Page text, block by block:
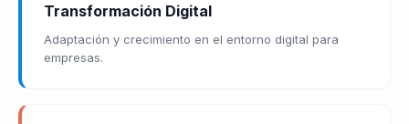
Transformación Digital
Adaptación y crecimiento en el entorno digital para
empresas.